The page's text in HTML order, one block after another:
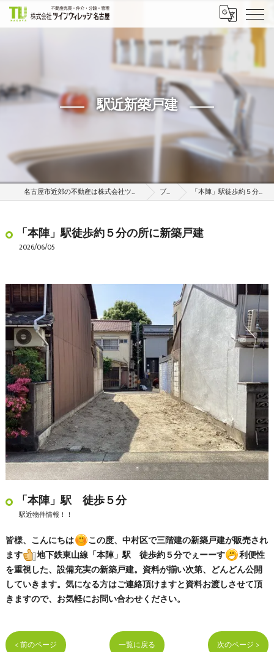
駅近新築戸建
名古屋市近郊の不動産は株式会社ツインヴィレッジ名古屋 ブログ 「本陣」駅徒歩約５分の所に新築戸建
「本陣」駅徒歩約５分の所に新築戸建
2026/06/05
「本陣」駅 徒歩５分
駅近物件情報！！
皆様、こんにちは
この度、中村区で三階建の新築戸建が販売され
ます
地下鉄東山線「本陣」駅 徒歩約５分でぇーーす
利便性
を重視した、設備充実の新築戸建。資料が揃い次第、どんどん公開
していきます。気になる方はご連絡頂けますと資料お渡しさせて頂
きますので、お気軽にお問い合わせください。
< 前のページ 一覧に戻る 次のページ >